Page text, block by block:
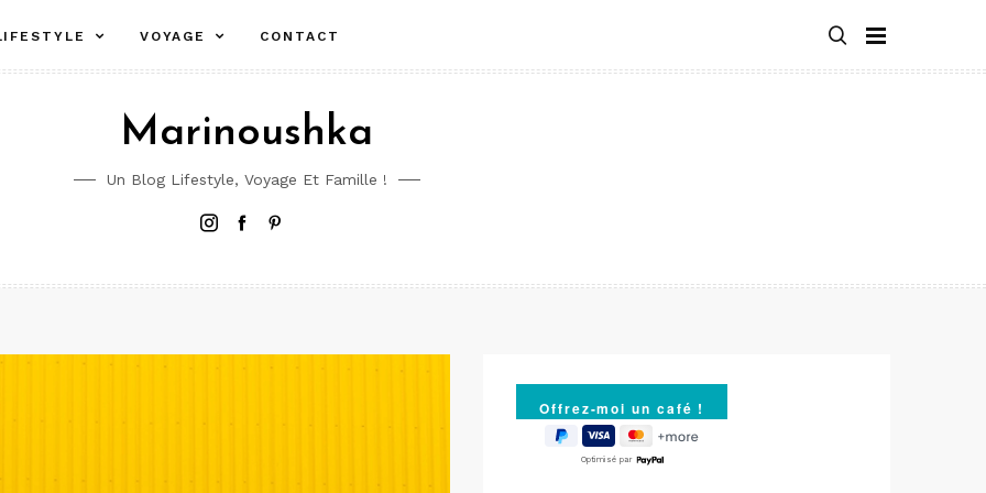
VOYAGE CONTACT
Marinoushka
Un Blog Lifestyle, Voyage Et Famille !
Instagram
Facebook
Optimisé par